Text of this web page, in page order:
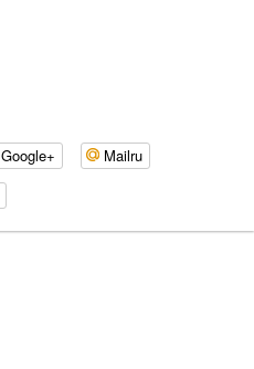
Google+
Mailru